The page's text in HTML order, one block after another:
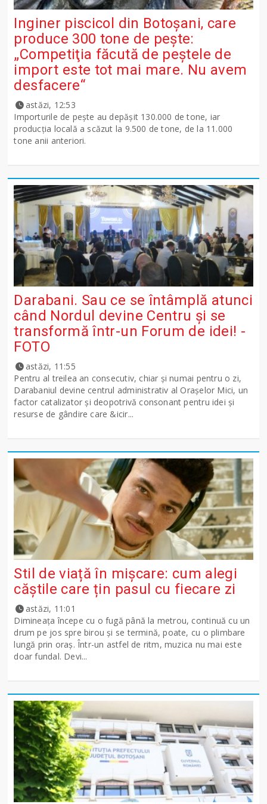
Inginer piscicol din Botoşani, care
produce 300 tone de peşte:
„Competiţia făcută de peştele de
import este tot mai mare. Nu avem
desfacere“
astăzi, 12:53
Importurile de peşte au depăşit 130.000 de tone, iar
producţia locală a scăzut la 9.500 de tone, de la 11.000
tone anii anteriori.
Darabani. Sau ce se întâmplă atunci
când Nordul devine Centru și se
transformă într-un Forum de idei! -
FOTO
astăzi, 11:55
Pentru al treilea an consecutiv, chiar și numai pentru o zi,
Darabaniul devine centrul administrativ al Orașelor Mici, un
factor catalizator și deopotrivă consonant pentru idei și
resurse de gândire care &icir...
Stil de viață în mișcare: cum alegi
căștile care țin pasul cu fiecare zi
astăzi, 11:01
Dimineața începe cu o fugă până la metrou, continuă cu un
drum pe jos spre birou și se termină, poate, cu o plimbare
lungă prin oraș. Într-un astfel de ritm, muzica nu mai este
doar fundal. Devi...